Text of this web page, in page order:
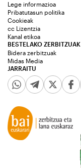
JARRAITU
Lege informazioa
Pribatutasun politika
Cookieak
cc Lizentzia
Kanal etikoa
BESTELAKO ZERBITZUAK
Bidera zerbitzuak
Midas Media